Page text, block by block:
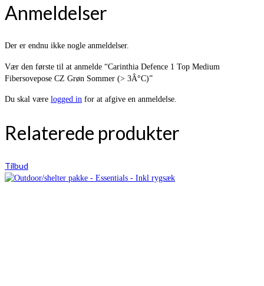
Anmeldelser
Der er endnu ikke nogle anmeldelser.
Vær den første til at anmelde “Carinthia Defence 1 Top Medium
Fibersovepose CZ Grøn Sommer (> 3Â°C)”
Du skal være logged in for at afgive en anmeldelse.
Relaterede produkter
Tilbud